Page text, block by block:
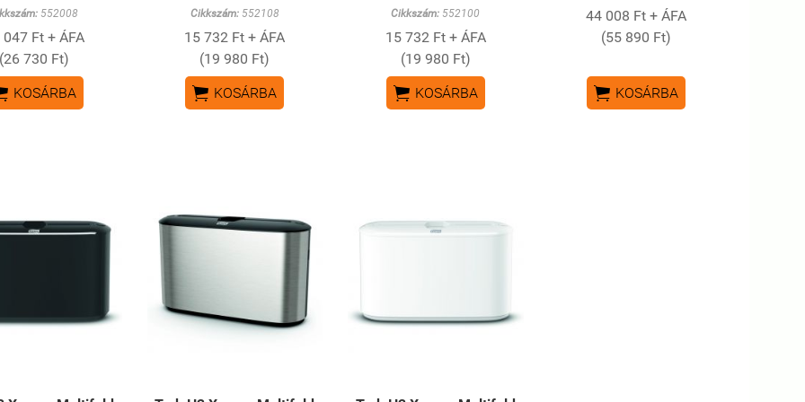
552008
Ft + ÁFA
730 Ft)
KOSÁRBA
Cikkszám:552108
15 732 Ft + ÁFA
(19 980 Ft)
 KOSÁRBA
Cikkszám: 552100
15 732 Ft + ÁFA
(19 980 Ft)
 KOSÁRBA
44 008 Ft + ÁFA
(55 890 Ft)
 KOSÁRBA